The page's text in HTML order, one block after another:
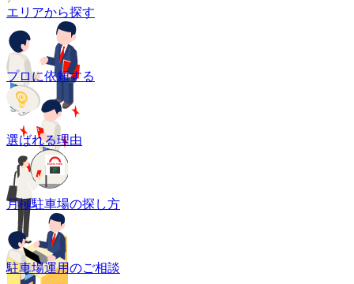
エリアから探す
プロに依頼する
選ばれる理由
月極駐車場の探し方
駐車場運用のご相談